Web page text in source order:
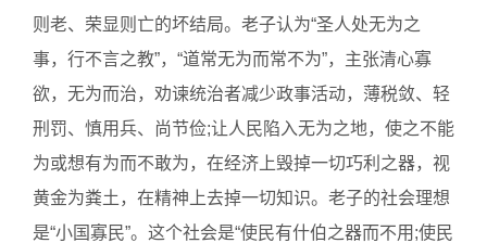
则老、荣显则亡的坏结局。老子认为“圣人处无为之
事，行不言之教”，“道常无为而常不为”，主张清心寡
欲，无为而治，劝谏统治者减少政事活动，薄税敛、轻
刑罚、慎用兵、尚节俭;让人民陷入无为之地，使之不能
为或想有为而不敢为，在经济上毁掉一切巧利之器，视
黄金为粪土，在精神上去掉一切知识。老子的社会理想
是“小国寡民”。这个社会是“使民有什伯之器而不用;使民